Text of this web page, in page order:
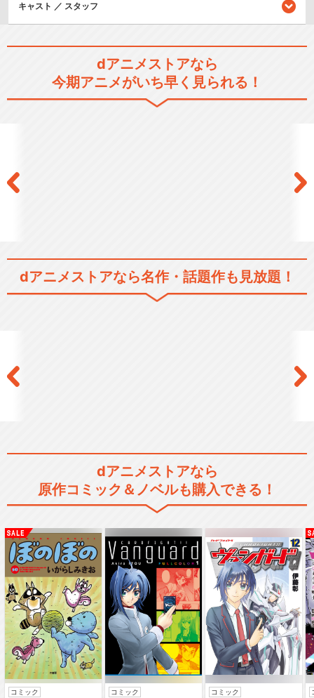
キャスト ／ スタッフ
dアニメストアなら
今期アニメがいち早く見られる！
dアニメストアなら名作・話題作も見放題！
dアニメストアなら
原作コミック＆ノベルも購入できる！
コミック コミック コミック